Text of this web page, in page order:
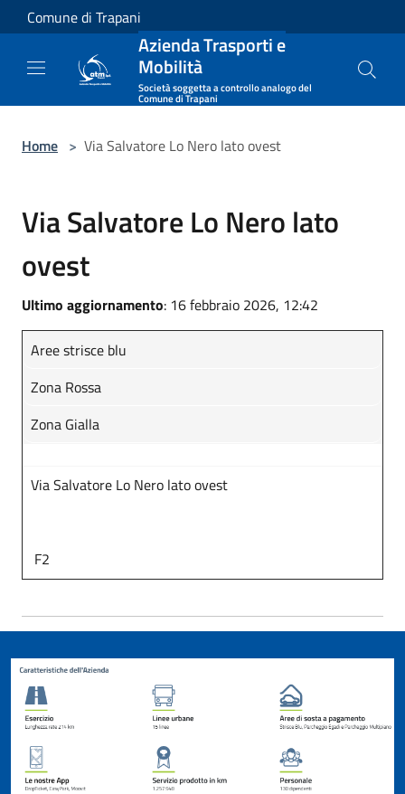
Salta al contenuto principale
Comune di Trapani
Azienda Trasporti e
Mobilità
Società soggetta a controllo analogo del
Comune di Trapani
Home > Via Salvatore Lo Nero lato ovest
Via Salvatore Lo Nero lato
ovest
Ultimo aggiornamento: 16 febbraio 2026, 12:42
Aree strisce blu
Zona Rossa
Zona Gialla
Via Salvatore Lo Nero lato ovest
F2